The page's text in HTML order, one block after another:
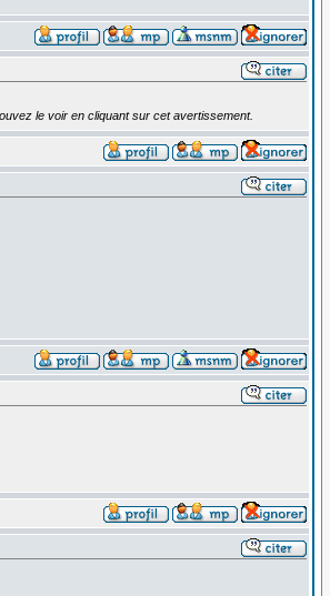
le voir en cliquant sur cet avertissement.